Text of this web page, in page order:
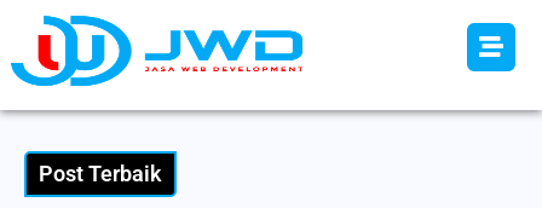
Post Terbaik